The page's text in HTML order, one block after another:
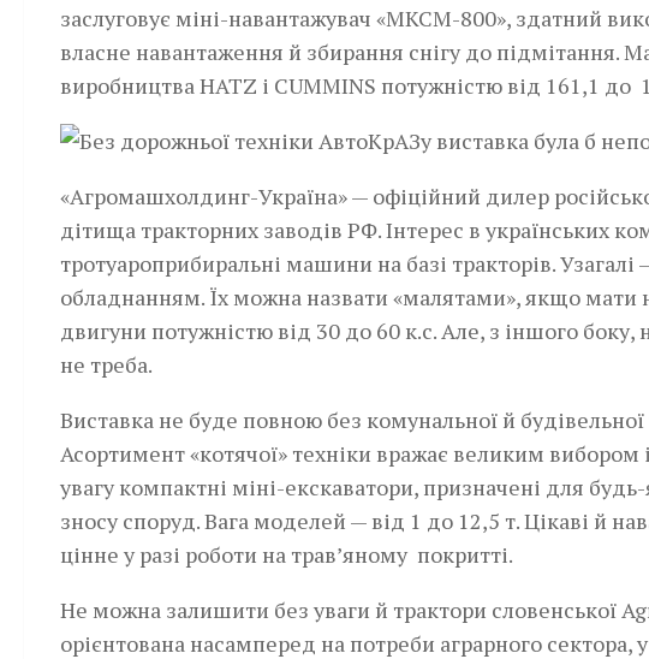
заслуговує міні-навантажувач «МКСМ-800», здатний
власне навантаження й збирання снігу до
виробництва HATZ і CUMMINS потужністю від 161,1 до
«Агромашхолдинг-Україна» — офіційний дилер
дітища тракторних заводів РФ. Інте­рес в українських
тротуароприбиральні машини на базі тракторів.
обладнанням. Їх можна назвати «малятами», якщо мати
двигуни потужністю від 30 до 60 к.с. Але, з іншого
не треба.
Виставка не буде повною без комунальної й
Асортимент «котячої» техніки вражає великим
увагу компактні міні-екскаватори, призначені для
зносу споруд. Вага моделей — від 1 до 12,5 т. Цікаві й
цінне у разі роботи на трав’яному покритті.
Не можна залишити без уваги й трактори словенської
орієнтована насамперед на потреби аграрного сектора,